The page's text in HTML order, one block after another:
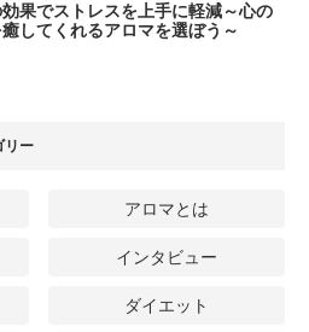
果でストレスを上手に軽減～心の
してくれるアロマを選ぼう～
リー
アロマとは
インタビュー
ダイエット